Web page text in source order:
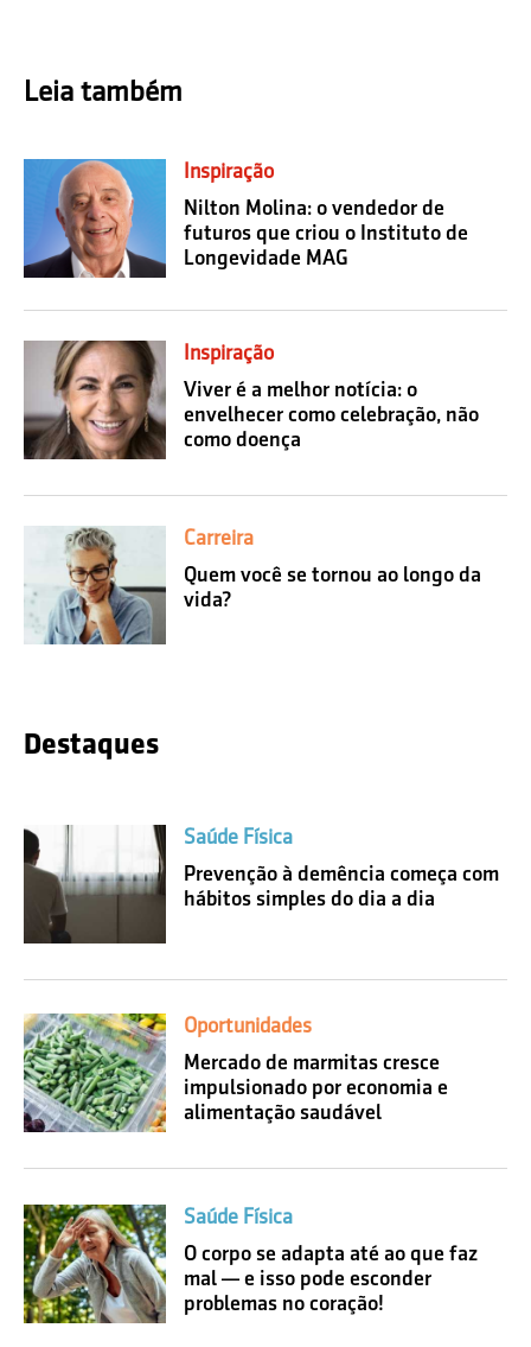
Leia também
Inspiração
Nilton Molina: o vendedor de
futuros que criou o Instituto de
Longevidade MAG
Inspiração
Viver é a melhor notícia: o
envelhecer como celebração, não
como doença
Carreira
Quem você se tornou ao longo da
vida?
Destaques
Saúde Física
Prevenção à demência começa com
hábitos simples do dia a dia
Oportunidades
Mercado de marmitas cresce
impulsionado por economia e
alimentação saudável
Saúde Física
O corpo se adapta até ao que faz
mal — e isso pode esconder
problemas no coração!